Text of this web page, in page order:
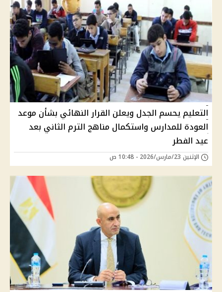
التعليم يحسم الجدل ويعلن القرار النهائي بشأن موعد
العودة للمدارس واستكمال مناهج الترم الثاني بعد
عيد الفطر
الإثنين 23/مارس/2026 - 10:48 ص